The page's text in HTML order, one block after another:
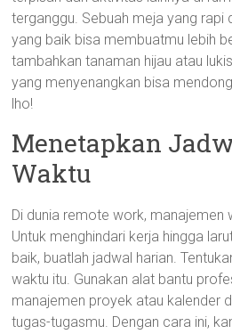
terganggu. Sebuah meja yang rapi
yang baik bisa membuatmu lebih
tambahkan tanaman hijau atau
yang menyenangkan bisa
lho!
Menetapkan
Waktu
Di dunia remote work, manajemen
Untuk menghindari kerja hingga
baik, buatlah jadwal harian.
waktu itu. Gunakan alat bantu
manajemen proyek atau kalender
tugas-tugasmu. Dengan cara ini,